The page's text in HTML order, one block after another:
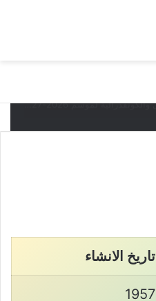
تاريخ الانشاء
1957